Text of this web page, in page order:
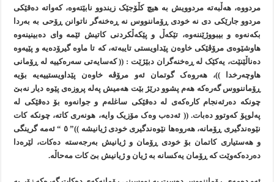
مردووە، هەڵبەتە مردوويش بە هيچ کڵۆجێک زيندوو نابێتەوە، کەواتە دەقێکی
مردوو جارێکی دی نە خودی ڕۆماننووس نە ڕەخنەگر ناتوانن ڕۆحی بە بەردا
بکەنەوە و بيبووژێننەوە، تێکەڵ و پێکەڵکردنی کاتيش ئێمە وای دەبينينەوە
هاوشێوەی مرۆڤێکی خاوەن پێداويستی تايبەتە، کە تا ماوە گيرۆدەيە و پێيەوە
دەناڵێنێت، يەکێک لە ڕەخنەگران دبێژێت : (( کەسايەتی سەرەکييە لە ڕۆمانی
هاوچەرخدا ))، هەروەک گوتمان ئەو مرۆڤە خاوەن پێداويستييەيە بۆيە
ڕۆماننووس گەرەکە هەم پشوو درێژ بێت هەميش پەلە پروزەی پێوە ديار نەبێ
چونکە دەرئەنجام کارەکەی لە دەقێکی ساغلەم و جوانەوە بۆ دەقێکی لە
پەلوپۆ کەوتوو دەبات. (( ئەدەب وەک مۆزيک وايە، هونەری کاتە، چونکە کات
نێوەندگيری ڕۆمانە، هەروەها نێوەندگيری خودی ژيانيشە ))” ٥ “ ئەمە گرينگی
و هەستياری کاتمان بۆ خودی ڕۆمان و ژيانيش بەرجەستە دەکات، لێرەدا
دەردەکەوێت کە ڕۆمان يەکسانە بە ژيان و ژيانيش بێ کات مەحاڵە.